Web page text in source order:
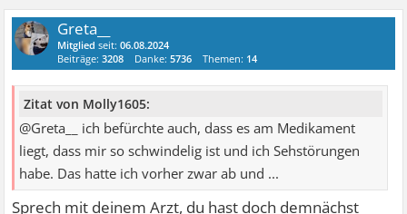
Greta__
Mitglied seit:06.08.2024
Beiträge:3208 Danke:5736 Themen: 14
Zitat von Molly1605:
@Greta__ ich befürchte auch, dass es am Medikament
liegt, dass mir so schwindelig ist und ich Sehstörungen
habe. Das hatte ich vorher zwar ab und ...
Sprech mit deinem Arzt, du hast doch demnächst